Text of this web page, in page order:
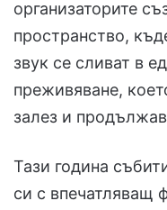
организаторите
пространство,
звук се сливат в
преживяване,
залез и
Тази година
си с впечатляващ